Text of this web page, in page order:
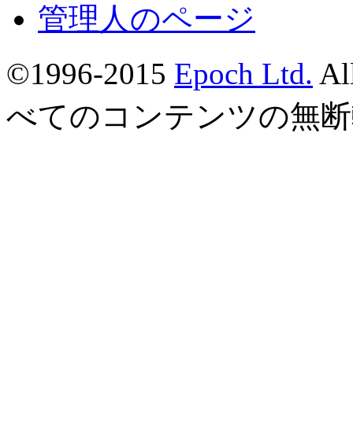
管理人のページ
©1996-2015 Epoch Ltd.
べてのコンテンツの無